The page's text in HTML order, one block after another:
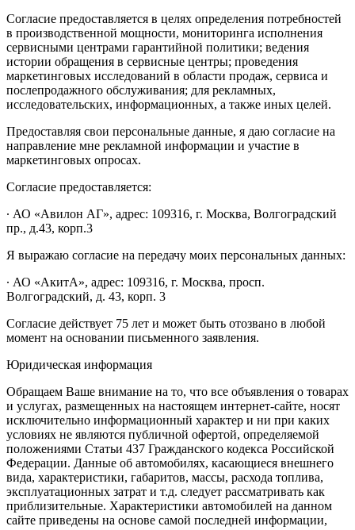
Согласие предоставляется в целях определения потребностей
в производственной мощности, мониторинга исполнения
сервисными центрами гарантийной политики; ведения
истории обращения в сервисные центры; проведения
маркетинговых исследований в области продаж, сервиса и
послепродажного обслуживания; для рекламных,
исследовательских, информационных, а также иных целей.
Предоставляя свои персональные данные, я даю согласие на
направление мне рекламной информации и участие в
маркетинговых опросах.
Согласие предоставляется:
∙ АО «Авилон АГ», адрес: 109316, г. Москва, Волгоградский
пр., д.43, корп.3
Я выражаю согласие на передачу моих персональных данных:
∙ АО «АкитА», адрес: 109316, г. Москва, просп.
Волгоградский, д. 43, корп. 3
Согласие действует 75 лет и может быть отозвано в любой
момент на основании письменного заявления.
Юридическая информация
Обращаем Ваше внимание на то, что все объявления о товарах
и услугах, размещенных на настоящем интернет-сайте, носят
исключительно информационный характер и ни при каких
условиях не являются публичной офертой, определяемой
положениями Статьи 437 Гражданского кодекса Российской
Федерации. Данные об автомобилях, касающиеся внешнего
вида, характеристики, габаритов, массы, расхода топлива,
эксплуатационных затрат и т.д. следует рассматривать как
приблизительные. Характеристики автомобилей на данном
сайте приведены на основе самой последней информации,